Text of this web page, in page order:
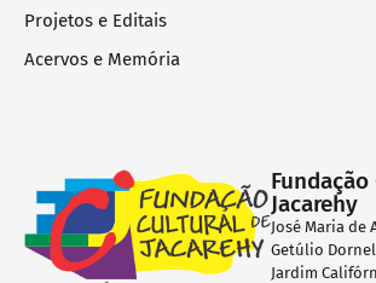
Projetos e Editais
Acervos e Memória
Jacarehy
José Maria de
Getúlio
Jardim